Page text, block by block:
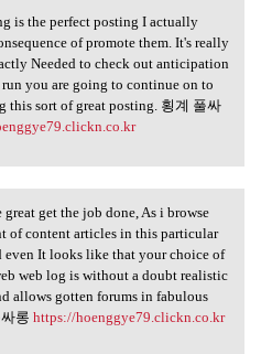
is the perfect
is the perfect posting I actually
of promote them. It's really
Needed to check out anticipation
you are going to continue on to
this sort of great posting. 횡계 풀싸
great get the job
great get the job done, As i browse
of content articles in this particular
even It looks like that your choice of
web log is without a doubt realistic
allows gotten forums in fabulous
롱 https://hoenggye79.clickn.co.kr